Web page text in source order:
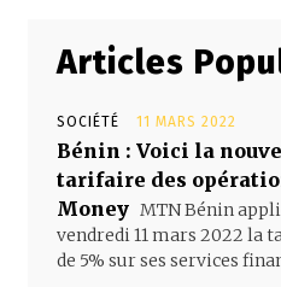
Articles
SOCIÉTÉ 11 MARS 2022
Bénin : Voici la
tarifaire des
Money MTN Bénin
vendredi 11 mars 2022 la
de 5% sur ses services